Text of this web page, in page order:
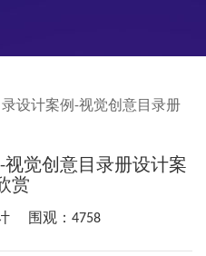
设计案例-视觉创意目录册
觉创意目录册设计案
赏
围观：4758